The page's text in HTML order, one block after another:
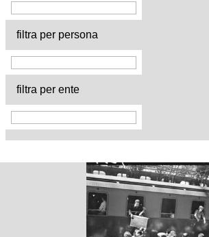
filtra per persona
filtra per ente